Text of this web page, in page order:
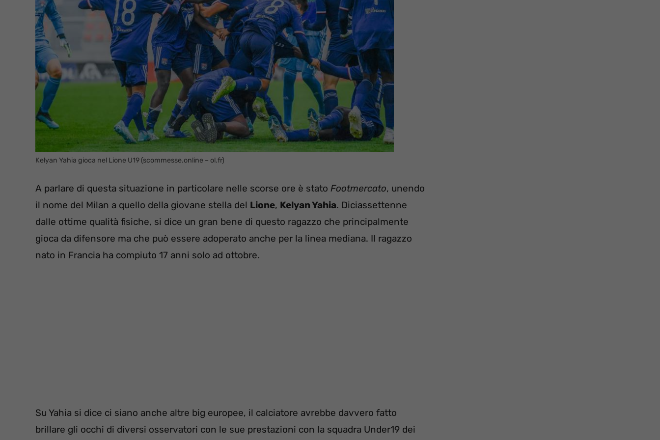
Kelyan Yahia gioca nel Lione U19 (scommesse.online – ol.fr)
A parlare di questa situazione in particolare nelle scorse ore è stato Footmercato, unendo
il nome del Milan a quello della giovane stella del Lione, Kelyan Yahia. Diciassettenne
dalle ottime qualità fisiche, si dice un gran bene di questo ragazzo che principalmente
gioca da difensore ma che può essere adoperato anche per la linea mediana. Il ragazzo
nato in Francia ha compiuto 17 anni solo ad ottobre.
Su Yahia si dice ci siano anche altre big europee, il calciatore avrebbe davvero fatto
brillare gli occhi di diversi osservatori con le sue prestazioni con la squadra Under19 dei